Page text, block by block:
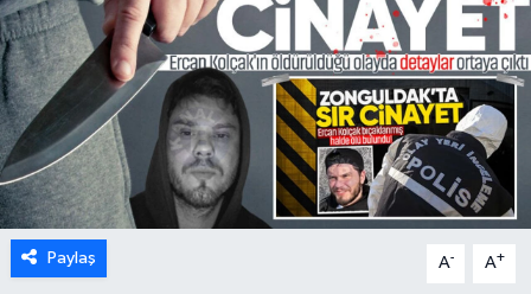
Paylaş A- A+
Spor
Ulusal